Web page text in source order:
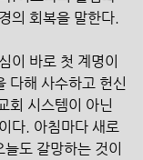
의 회복을 말한다.
이 바로 첫 계명이
다해 사수하고 헌신
회 시스템이 아닌
다. 아침마다 새로
도 갈망하는 것이